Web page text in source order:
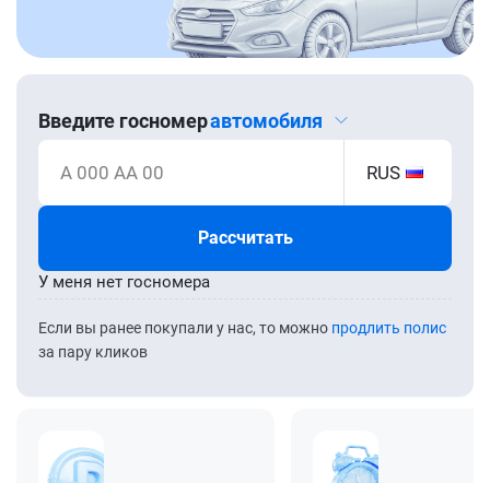
Введите госномеравтомобиля
А 000 АА 00 RUS
Рассчитать
Если вы ранее покупали у нас, то можно продлить полис
за пару кликов
У меня нет госномера